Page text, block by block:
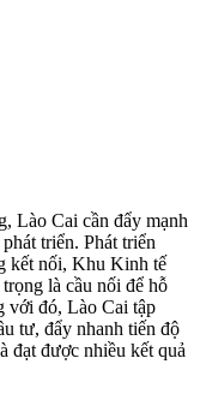
Lào Cai cần đẩy mạnh
triển. Phát triển
kết nối, Khu Kinh tế
là cầu nối để hỗ
với đó, Lào Cai tập
tư, đẩy nhanh tiến độ
đạt được nhiều kết quả